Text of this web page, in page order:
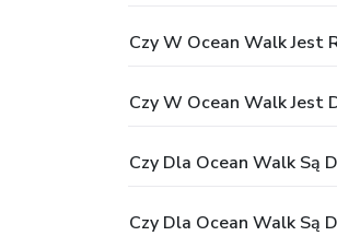
Czy W Ocean Walk Jest
Czy W Ocean Walk Jest
Czy Dla Ocean Walk Są
Czy Dla Ocean Walk Są